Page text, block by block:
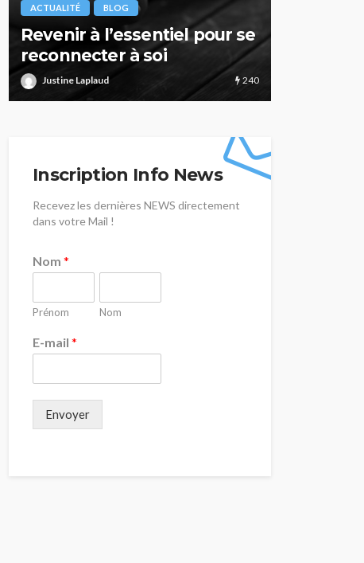
ACTUALITÉ BLOG
Zoom sur… Les thérapies
psychocorporelles
Justine Laplaud 223
Inscription Info News
Recevez les dernières NEWS directement
dans votre Mail !
Nom *
Prénom Nom
E-mail *
Envoyer